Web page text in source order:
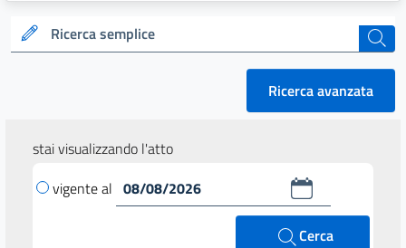
Ricerca semplice cerca
Ricerca avanzata
stai visualizzando l'atto
vigente al
Cerca